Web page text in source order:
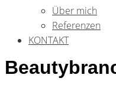
Über mich
Referenzen
KONTAKT